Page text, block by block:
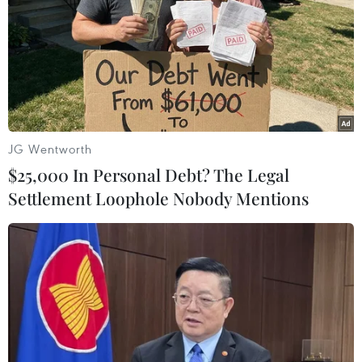
14/07/2026 13:56
Khởi công Trụ sở Trung tâm phòng,
chống tội phạm mạng châu Á-Thái
Bình Dương
10/07/2026 13:14
Meta nâng cấp mô hình AI Muse
Spark, mở rộng cuộc đua AI tạo sinh
09/07/2026 23:08
FreeStyle Libre 2 Plus: công nghệ
giúp đơn giản hóa chăm sóc đái tháo
JG Wentworth
$25,000 In Personal Debt? The Legal
Settlement Loophole Nobody Mentions